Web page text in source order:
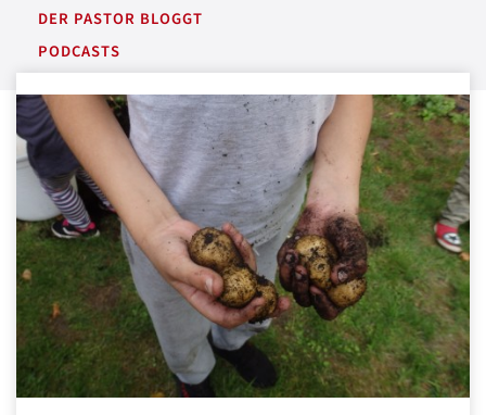
DER PASTOR BLOGGT
PODCASTS